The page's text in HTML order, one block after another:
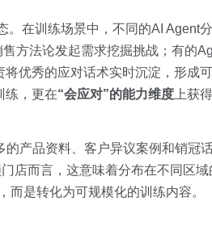
在训练场景中，不同的AI Agent
方法论发起需求挖掘挑战；有的
优秀的应对话术实时沉淀，形成
练，更在“会应对”的能力维度 上获
产品资料、客户异议案例和销冠
店而言，这意味着分布在不同区
，而是转化为可规模化的训练内容。